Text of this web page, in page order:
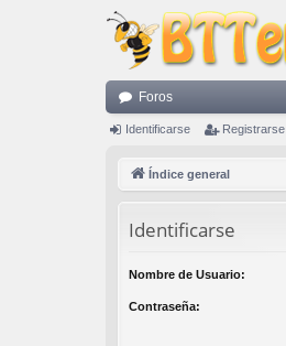
Foros
Identificarse Registrarse
Índice general
Identificarse
Nombre de Usuario:
Contraseña: